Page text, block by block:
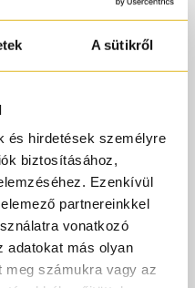
A sütikről
és hirdetések személyre
biztosításához,
Ezenkívül
partnereinkkel
vonatkozó
adatokat más olyan
meg számukra vagy az
AJÁNDÉK gyári
illatos
és meleg, akár egy
nyitánya vörös
mandulával,
indít, melyek